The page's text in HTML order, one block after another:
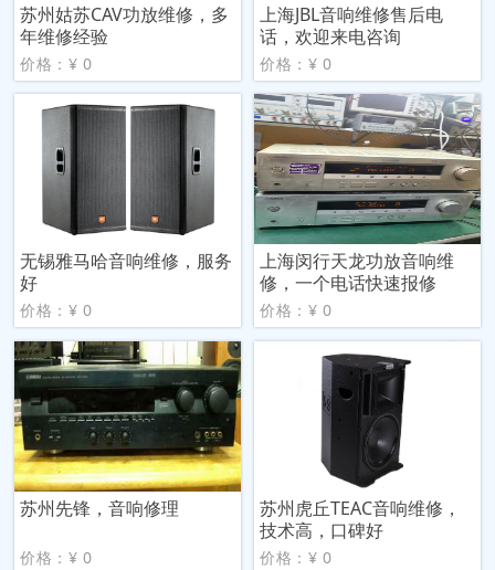
苏州姑苏CAV功放维修，多
年维修经验
价格：¥ 0
上海JBL音响维修售后电
话，欢迎来电咨询
价格：¥ 0
无锡雅马哈音响维修，服务
好
价格：¥ 0
上海闵行天龙功放音响维
修，一个电话快速报修
价格：¥ 0
苏州先锋，音响修理
价格：¥ 0
苏州虎丘TEAC音响维修，
技术高，口碑好
价格：¥ 0